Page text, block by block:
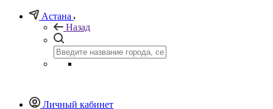
Астана
Назад
Личный кабинет